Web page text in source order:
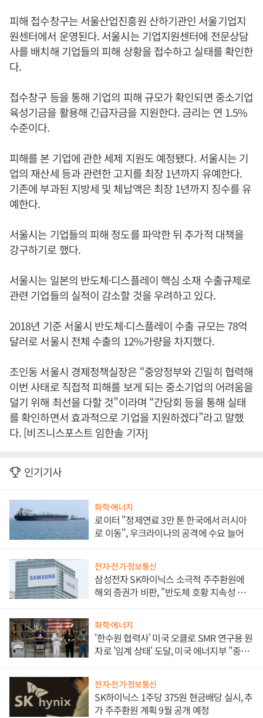
피해 접수창구는 서울산업진흥원 산하기관인 서울기업지
원센터에서 운영된다. 서울시는 기업지원센터에 전문상담
사를 배치해 기업들의 피해 상황을 접수하고 실태를 확인한
다.
접수창구 등을 통해 기업의 피해 규모가 확인되면 중소기업
육성기금을 활용해 긴급자금을 지원한다. 금리는 연 1.5%
수준이다.
피해를 본 기업에 관한 세제 지원도 예정됐다. 서울시는 기
업의 재산세 등과 관련한 고지를 최장 1년까지 유예한다.
기존에 부과된 지방세 및 체납액은 최장 1년까지 징수를 유
예한다.
서울시는 기업들의 피해 정도를 파악한 뒤 추가적 대책을
강구하기로 했다.
서울시는 일본의 반도체·디스플레이 핵심 소재 수출규제로
관련 기업들의 실적이 감소할 것을 우려하고 있다.
2018년 기준 서울시 반도체·디스플레이 수출 규모는 78억
달러로 서울시 전체 수출의 12%가량을 차지했다.
조인동 서울시 경제정책실장은 “중앙정부와 긴밀히 협력해
이번 사태로 직접적 피해를 보게 되는 중소기업의 어려움을
덜기 위해 최선을 다할 것”이라며 “간담회 등을 통해 실태
를 확인하면서 효과적으로 기업을 지원하겠다”라고 말했
다. [비즈니스포스트 임한솔 기자]
인기기사
화학·에너지
로이터 "정제연료 3만 톤 한국에서 러시아
로 이동", 우크라이나의 공격에 수요 늘어
전자·전기·정보통신
삼성전자 SK하이닉스 소극적 주주환원에
해외 증권가 비판, "반도체 호황 지속성 의
화학·에너지
'한수원 협력사' 미국 오클로 SMR 연구용 원
자로 '임계 상태' 도달, 미국 에너지부 "중요
전자·전기·정보통신
SK하이닉스 1주당 375원 현금배당 실시, 추
가 주주환원 계획 9월 공개 예정